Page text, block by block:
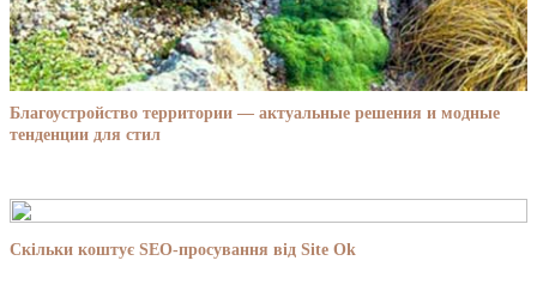
Благоустройство территории — актуальные решения и модные
тенденции для стил
Скільки коштує SEO-просування від Site Ok